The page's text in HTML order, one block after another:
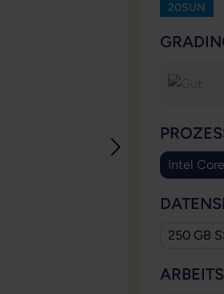
20SUN
Intel
250 GB